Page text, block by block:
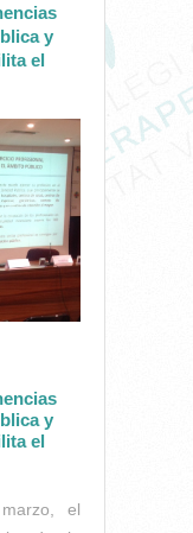
y
el
y
el
el